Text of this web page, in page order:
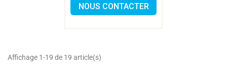
NOUS CONTACTER
Affichage 1-19 de 19 article(s)